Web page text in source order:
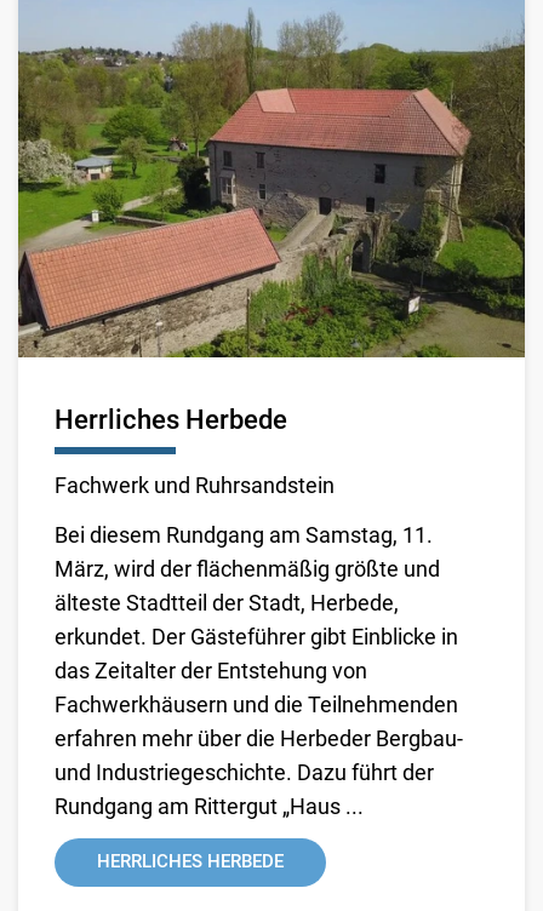
Herrliches Herbede
Fachwerk und Ruhrsandstein
Bei diesem Rundgang am Samstag, 11.
März, wird der flächenmäßig größte und
älteste Stadtteil der Stadt, Herbede,
erkundet. Der Gästeführer gibt Einblicke in
das Zeitalter der Entstehung von
Fachwerkhäusern und die Teilnehmenden
erfahren mehr über die Herbeder Bergbau-
und Industriegeschichte. Dazu führt der
Rundgang am Rittergut „Haus ...
HERRLICHES HERBEDE